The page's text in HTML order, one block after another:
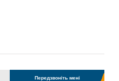
Передзвоніть мені